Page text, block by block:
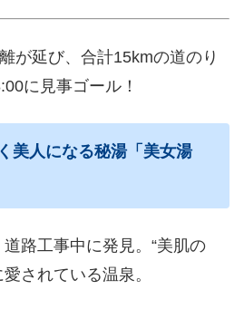
が延び、合計15kmの道のり
に見事ゴール！
美人になる秘湯「美女湯
路工事中に発見。“美肌の
されている温泉。